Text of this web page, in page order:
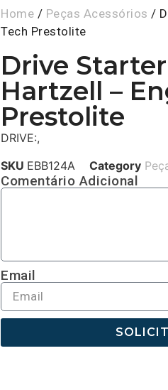
Home / Peças Acessórios /
Tech Prestolite
Drive
Hartzell –
Prestolite
DRIVE:,
SKU EBB124A Category
Comentário Adicional
Email